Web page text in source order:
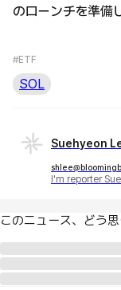
のローンチを準備
#ETF
SOL
Suehyeon
I'm reporter
このニュース、どう